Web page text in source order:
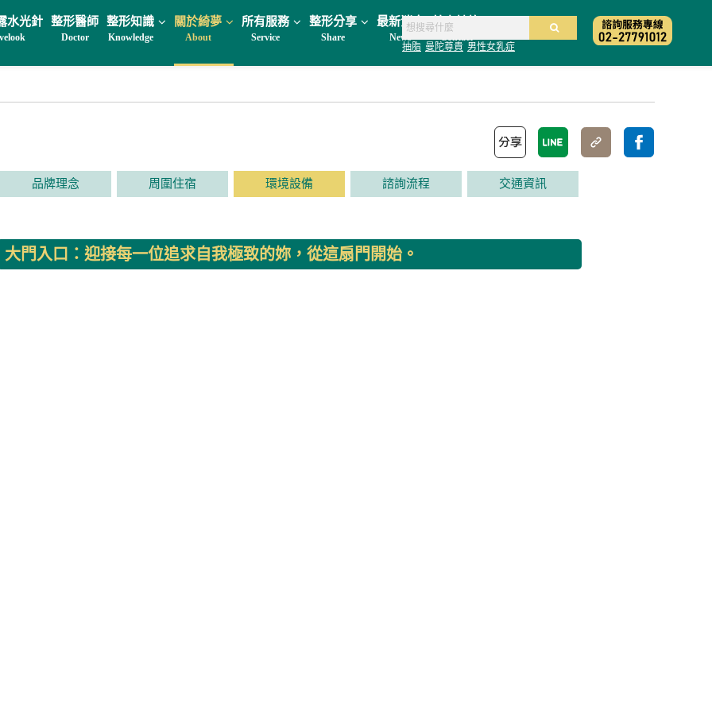
抽脂 曼陀尊貴 男性女乳症
水光針 整形醫師
Doctor
整形知識
Knowledge
關於綺夢
About
所有服務
Service
整形分享
Share
最新消息
News
線上諮詢
Contact
品牌理念 周圍住宿 環境設備 諮詢流程 交通資訊
大門入口：迎接每一位追求自我極致的妳，從這扇門開始。